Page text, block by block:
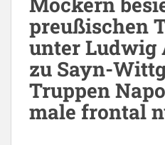
preußischen
unter Ludwig
zu Sayn-
Truppen
male frontal